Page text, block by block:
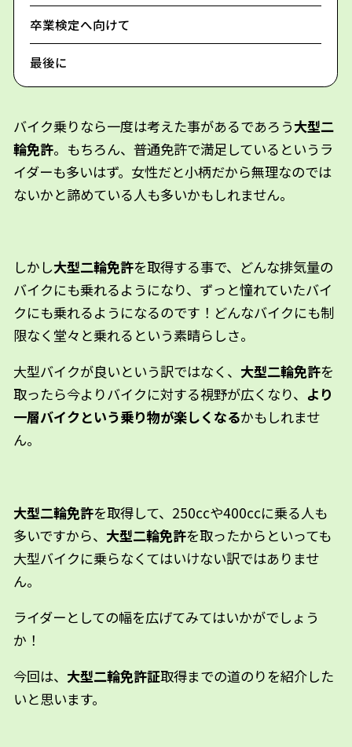
卒業検定へ向けて
最後に
バイク乗りなら一度は考えた事があるであろう大型二
輪免許。もちろん、普通免許で満足しているというラ
イダーも多いはず。女性だと小柄だから無理なのでは
ないかと諦めている人も多いかもしれません。
しかし大型二輪免許を取得する事で、どんな排気量の
バイクにも乗れるようになり、ずっと憧れていたバイ
クにも乗れるようになるのです！どんなバイクにも制
限なく堂々と乗れるという素晴らしさ。
大型バイクが良いという訳ではなく、 大型二輪免許を
取ったら今よりバイクに対する視野が広くなり、 より
一層バイクという乗り物が楽しくなるかもしれませ
ん。
大型二輪免許を取得して、250ccや400ccに乗る人も
多いですから、 大型二輪免許を取ったからといっても
大型バイクに乗らなくてはいけない訳ではありませ
ん。
ライダーとしての幅を広げてみてはいかがでしょう
か！
今回は、 大型二輪免許証取得までの道のりを紹介した
いと思います。